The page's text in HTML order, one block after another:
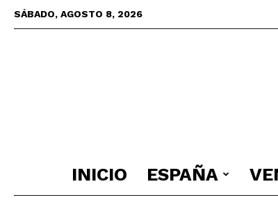
SÁBADO, AGOSTO 8, 2026
INICIO ESPAÑA